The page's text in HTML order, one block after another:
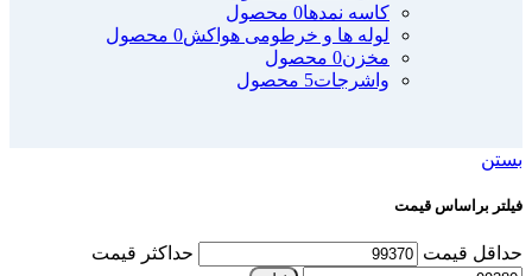
کاسه نمدها0 محصول
لوله ها و خرطومی هواکش0 محصول
مخزن0 محصول
واشرجات5 محصول
بستن
فیلتر براساس قیمت
حداقل قیمت حداکثر قیمت